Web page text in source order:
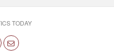
TODAY